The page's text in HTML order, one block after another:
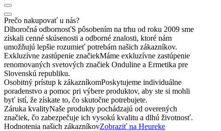
Prečo nakupovať u nás?
Dlhoročná odbornosťS pôsobením na trhu od roku 2009 sme
získali cenné skúsenosti a odborné znalosti, ktoré nám
umožňujú lepšie rozumieť potrebám našich zákazníkov.
Exkluzívne zastúpenie značiekMáme exkluzívne zastúpenie
renomovaných svetových značiek Onduline a Ermetika pre
Slovenskú republiku.
Osobitný prístup k zákazníkomPoskytujeme individuálne
poradenstvo a pomoc pri výbere produktov, aby ste si mohli
byť istí, že získate to, čo skutočne potrebujete.
Záruka kvalityNaše produkty pochádzajú od overených
značiek, čo zabezpečuje ich vysokú kvalitu a dlhú životnosť.
Hodnotenia našich zákazníkovZobraziť na Heureke